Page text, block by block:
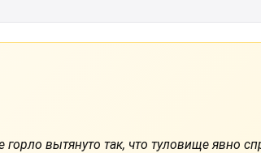
вытянуто так, что туловище явно